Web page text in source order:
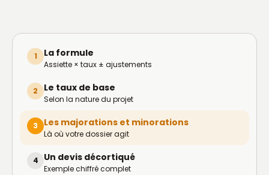
1 La formule
Assiette × taux ± ajustements
2 Le taux de base
Selon la nature du projet
3 Les majorations et minorations
Là où votre dossier agit
4 Un devis décortiqué
Exemple chiffré complet